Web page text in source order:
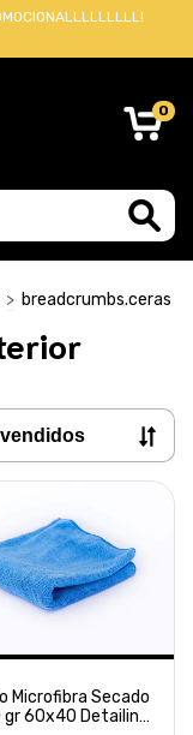
0
> breadcrumbs.ceras
Microfibra Secado
gr 60x40 Detailing